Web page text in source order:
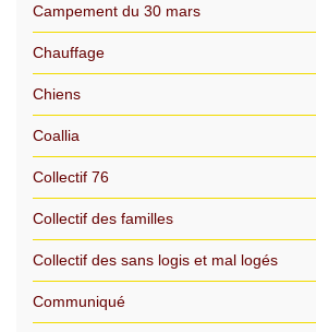
Campement du 30 mars
Chauffage
Chiens
Coallia
Collectif 76
Collectif des familles
Collectif des sans logis et mal logés
Communiqué